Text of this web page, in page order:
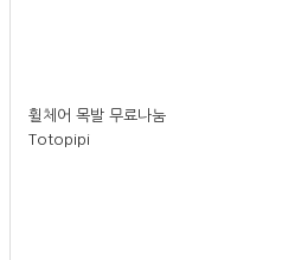
휠체어 목발 무료나눔
Totopipi